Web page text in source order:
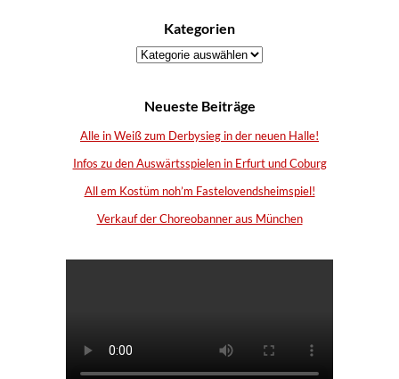
Kategorien
Kategorien
Neueste Beiträge
Alle in Weiß zum Derbysieg in der neuen Halle!
Infos zu den Auswärtsspielen in Erfurt und Coburg
All em Kostüm noh’m Fastelovendsheimspiel!
Verkauf der Choreobanner aus München